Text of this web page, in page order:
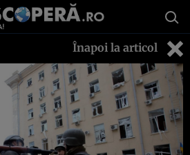
Înapoi la articol